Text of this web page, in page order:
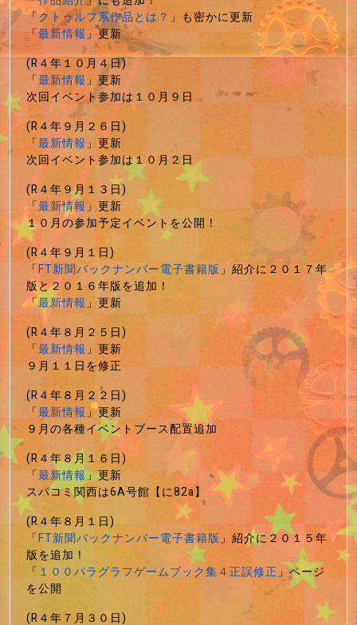
「クトゥルフ系作品とは？ 」も密かに更新
「最新情報」更新
(R４年１０月４日)
「最新情報」更新
次回イベント参加は１０月９日
(R４年９月２６日)
「最新情報」更新
次回イベント参加は１０月２日
(R４年９月１３日)
「最新情報」更新
１０月の参加予定イベントを公開！
(R４年９月１日)
「FT新聞バックナンバー電子書籍版」紹介に２０１７年
版と２０１６年版を追加！
「最新情報」更新
(R４年８月２５日)
「最新情報」更新
９月１１日を修正
(R４年８月２２日)
「最新情報」更新
９月の各種イベントブース配置追加
(R４年８月１６日)
「最新情報」更新
スパコミ関西は6A号館【に82a】
(R４年８月１日)
「FT新聞バックナンバー電子書籍版」紹介に２０１５年
版を追加！
「 １００パラグラフゲームブック集４正誤修正」ページ
を公開
(R４年７月３０日)